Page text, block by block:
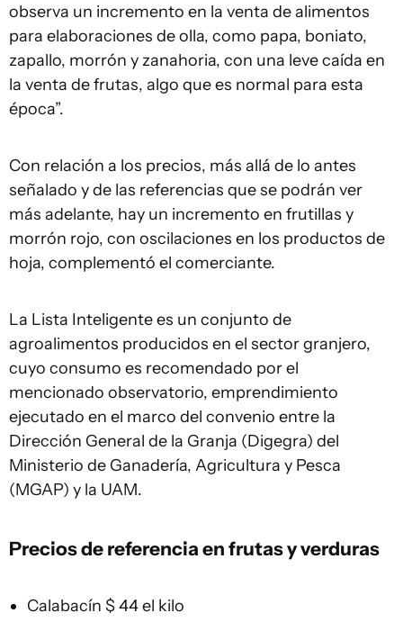
observa un incremento en la venta de alimentos
para elaboraciones de olla, como papa, boniato,
zapallo, morrón y zanahoria, con una leve caída en
la venta de frutas, algo que es normal para esta
época”.
Con relación a los precios, más allá de lo antes
señalado y de las referencias que se podrán ver
más adelante, hay un incremento en frutillas y
morrón rojo, con oscilaciones en los productos de
hoja, complementó el comerciante.
La Lista Inteligente es un conjunto de
agroalimentos producidos en el sector granjero,
cuyo consumo es recomendado por el
mencionado observatorio, emprendimiento
ejecutado en el marco del convenio entre la
Dirección General de la Granja (Digegra) del
Ministerio de Ganadería, Agricultura y Pesca
(MGAP) y la UAM.
Precios de referencia en frutas y verduras
Calabacín $ 44 el kilo